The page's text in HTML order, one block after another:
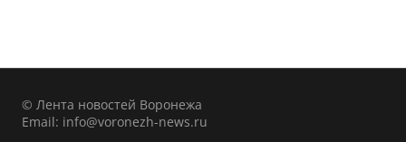
© Лента новостей Воронежа
Email: info@voronezh-news.ru